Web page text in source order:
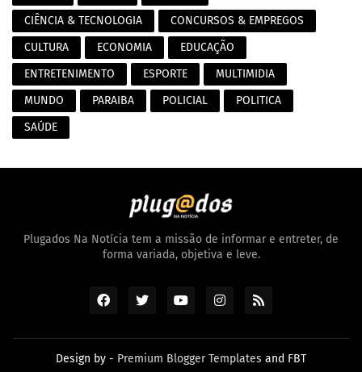
CIÊNCIA & TECNOLOGIA
CONCURSOS & EMPREGOS
CULTURA
ECONOMIA
EDUCAÇÃO
ENTRETENIMENTO
ESPORTE
MULTIMIDIA
MUNDO
PARAIBA POLICIAL
POLITICA
SAÚDE
Plugados Na Notícia tem a missão de informar e entreter, de
forma variada, objetiva e leve.
Design by - Premium Blogger Templates and FBT